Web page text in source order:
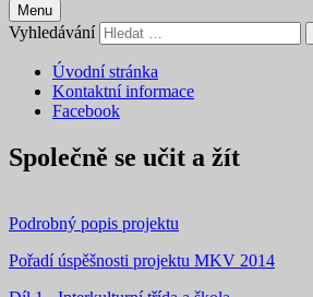
Menu
Vyhledávání
Úvodní stránka
Kontaktní informace
Facebook
Společně se učit a žít
Podrobný popis projektu
Pořadí úspěšnosti projektu MKV 2014